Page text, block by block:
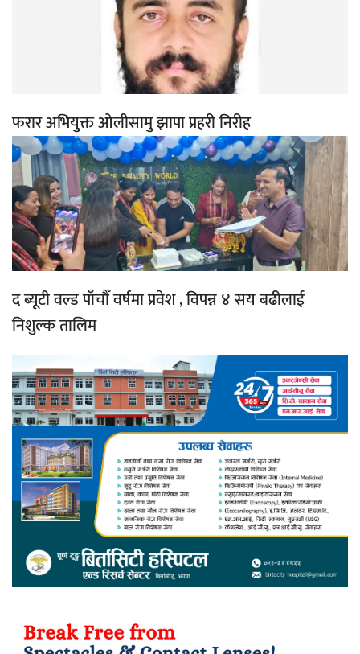
फरार अभियुक्त ओलीसामु झापा प्रहरी निरीह
द ब्यूटी वल्ड पाँचौँ वर्षमा प्रवेश , विपन्न ४ सय बढीलाई
निशुल्क तालिम